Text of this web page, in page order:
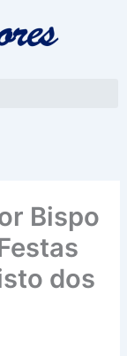
Bispo
dos